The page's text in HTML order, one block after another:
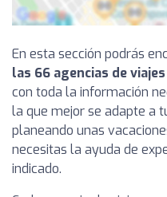
En esta sección podrás
las 66 agencias de
con toda la información
la que mejor se adapte a
planeando unas
necesitas la ayuda de
indicado.